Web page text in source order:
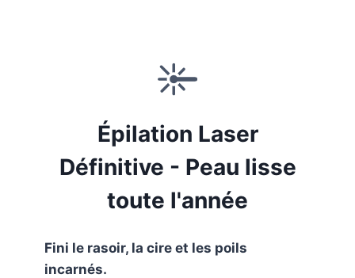
Épilation Laser
Définitive - Peau lisse
toute l'année
Fini le rasoir, la cire et les poils
incarnés.